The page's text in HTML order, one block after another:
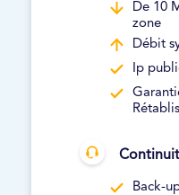
De 10
zone
Débit
Ip
Back-